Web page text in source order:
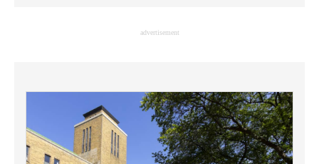
advertisement